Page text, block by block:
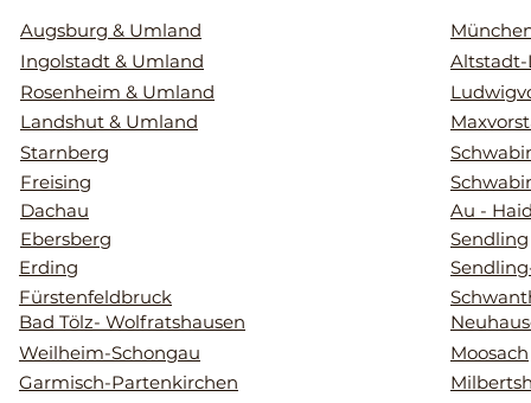
Augsburg & Umland
Ingolstadt & Umland
Rosenheim & Umland
Landshut & Umland
Starnberg
Freising
Dachau
Ebersberg
Erding
Fürstenfeldbruck
Bad Tölz- Wolfratshausen
Weilheim-Schongau
Garmisch-Partenkirchen
Altstadt-
Au -
Sendling
Moosach